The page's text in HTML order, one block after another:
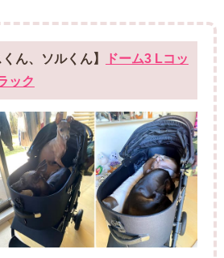
ん、ソルくん】
ドーム3 Lコッ
ック